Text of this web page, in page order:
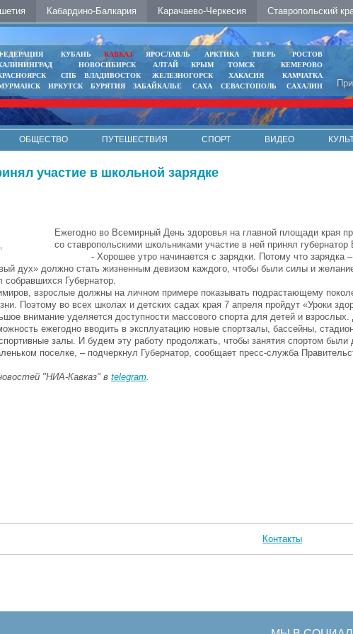
Кабардино-Балкария Карачаево-Черкесия Ставропольский
КУБАНЬ КАВКАЗ ЯРОСЛАВЛЬ АРКТИКА ТВЕРЬ
РОСТОВ
НОВОСИБИРСК АЛТАЙ КРЫМ ТОМСК
КЕМЕРОВО
СПБ ВЛАДИВОСТОК ЖЕЛЕЗНОГОРСК ХАКАСИЯ
КАМЧАТКА
ИРКУТСК БУРЯТИЯ ЗАБАЙКАЛЬЕ САХА СЕВАСТОПОЛЬ САХАЛИН
ОБЩЕСТВО ПУТЕШЕСТВИЯ СПОРТ ВИДЕО
участие в школьной зарядке
Ежегодно во Всемирный День здоровья на главной площади края
со ставропольскими школьниками участие в ней принял
- Хорошее утро начинается с зарядки. Потому что зарядка –
дух» должно стать жизненным девизом каждого, чтобы были силы и
собравшихся Губернатор.
взрослые должны на личном примере показывать подрастающему
Поэтому во всех школах и детских садах края 7 апреля пройдут «Уроки
уделяется доступности массового спорта для детей и взрослых.
ежегодно вводить в эксплуатацию новые спортзалы, бассейны,
залы. И будем эту работу продолжать, чтобы занятия спортом были
поселке, – подчеркнул Губернатор, сообщает пресс-служба
"НИА-Кавказ" в telegram
Контакты